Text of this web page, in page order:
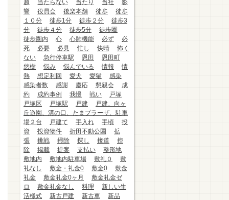
越
当たらない 当たり 当社
影
響
役員会 後楽本舗 徒歩
徒歩
１０分
徒歩1分 徒歩２分
徒歩3
分
徒歩４分 徒歩5分
徒歩圏
徒歩圏内
心 心肺機能 必ず
必
死
必要 必見 忙し 快晴
怖く
ない
急行停車駅 恩田
恩田町
悠樹
悩み 悩んでいる 情報
情
熱
想定利回 愛犬 愛猫
感染
感染者数
感謝 慶応 懇親会
成
約
成約事例 我慢 戦い
戸塚
戸塚区
戸塚駅 戸建
戸建、向ヶ
丘遊園、溝の口、たまプラーザ、駐車
場２台
戸建て 手入れ 手頃
投
資
投資物件 折田不動公園
拡
張
挑戦 掃除 探し 接道
控
除
掲載 提案 支払い
整形地
敷地内
敷地内駐車場 敷礼０
敷
礼なし
敷金・礼金0 敷金0
敷金
礼金
敷金礼金0ヶ月
敷金礼金ゼ
ロ
敷金礼金なし 料理
新しい生
活様式
新古戸建 新古車
新品